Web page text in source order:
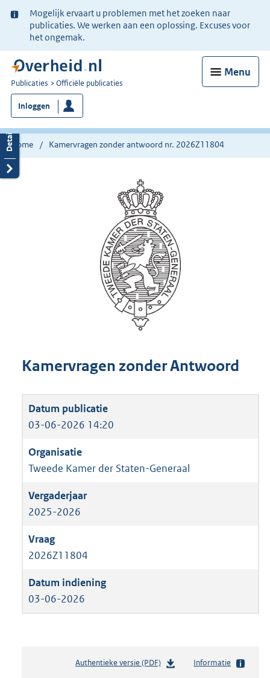
Ter
informatie:
Mogelijk ervaart u problemen met het zoeken naar
publicaties. We werken aan een oplossing. Excuses voor
het ongemak.
Menu
U
bent
nu
hier:
Publicaties Officiële publicaties
Inloggen
Home Kamervragen zonder antwoord nr. 2026Z11804
Kamervragen zonder Antwoord
03-06-2026 14:20
Tweede Kamer der Staten-Generaal
2025-2026
2026Z11804
03-06-2026
Authentieke versie (PDF)b
Informatie